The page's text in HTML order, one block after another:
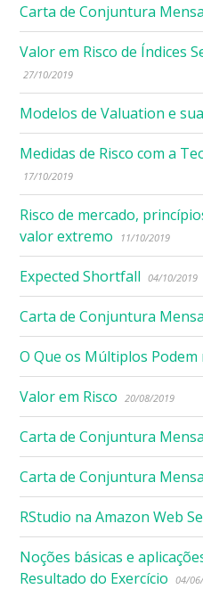
Carta de Conjuntura
Valor em Risco de Índices
27/10/2019
Modelos de Valuation e
Medidas de Risco com a
17/10/2019
Risco de mercado,
valor extremo
11/10/2019
Expected Shortfall 04/10/2019
Carta de Conjuntura
O Que os Múltiplos Podem
Valor em Risco 20/08/2019
Carta de Conjuntura
Carta de Conjuntura
RStudio na Amazon Web
Noções básicas e
Resultado do Exercício
04/